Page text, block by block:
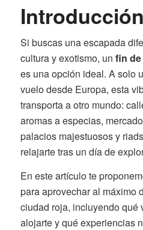
Introducción
Si buscas una escapada
cultura y exotismo, un fin de
es una opción ideal. A solo
vuelo desde Europa, esta
transporta a otro mundo:
aromas a especias,
palacios majestuosos y
relajarte tras un día de
En este artículo te
para aprovechar al máximo
ciudad roja, incluyendo qué
alojarte y qué experiencias